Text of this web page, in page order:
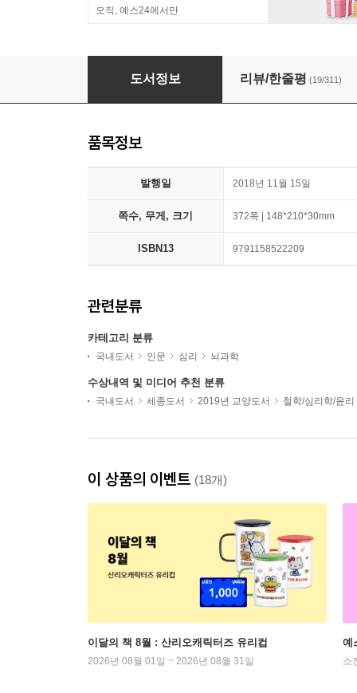
오직, 예스24에서만
뇌는 왜 그렇게 생각할까?
도서정보 리뷰/한줄평 (19/311)
품목정보
발행일 2018년 11월 15일
쪽수, 무게, 크기 372쪽 | 148*210*30mm
ISBN13 9791158522209
관련분류
카테고리 분류
국내도서 인문 심리 뇌과학
수상내역 및 미디어 추천 분류
국내도서 세종도서 2019년 교양도서 철학/심리학/윤리
이 상품의 이벤트 (18개)
이달의 책 8월 : 산리오캐릭터즈 유리컵
2026년 08월 01일 ~ 2026년 08월 31일
예
소